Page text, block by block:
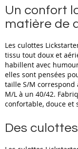
Un confort
matière de
Les culottes
tissu tout doux et
habillent avec
elles sont pensées
taille S/M
M/L à un 40/42.
confortable, douce et
Des